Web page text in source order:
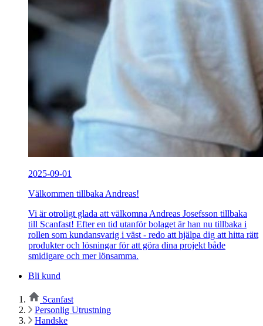
2025-09-01
Välkommen tillbaka Andreas!
Vi är otroligt glada att välkomna Andreas Josefsson tillbaka
till Scanfast! Efter en tid utanför bolaget är han nu tillbaka i
rollen som kundansvarig i väst - redo att hjälpa dig att hitta rätt
produkter och lösningar för att göra dina projekt både
smidigare och mer lönsamma.
Bli kund
Scanfast
Personlig Utrustning
Handske